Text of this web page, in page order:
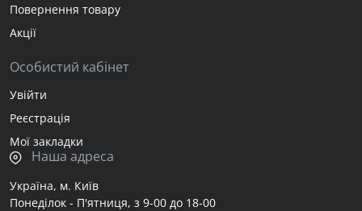
Повернення товару
Акції
Особистий кабінет
Увійти
Реєстрація
Мої закладки
Наша адреса
Україна, м. Київ
Понеділок - П'ятниця, з 9-00 до 18-00